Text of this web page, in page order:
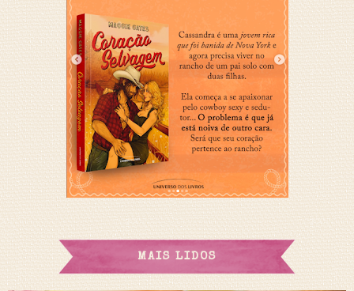
MAIS LIDOS